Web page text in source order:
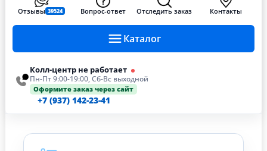
Каталог
Отзывы 39524 Вопрос-ответ Отследить заказ Контакты
Колл-центр не работает
Пн-Пт 9:00-19:00, Сб-Вс выходной
Оформите заказ через сайт
+7 (937) 142-23-41